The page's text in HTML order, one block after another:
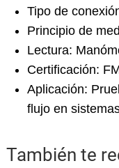
Tipo de
Principio de
Lectura:
Certificación:
Aplicación:
flujo en
También te